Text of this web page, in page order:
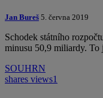
Jan Bureš 5. června 2019
Schodek státního
minusu 50,9 miliardy.
SOUHRN
shares views1